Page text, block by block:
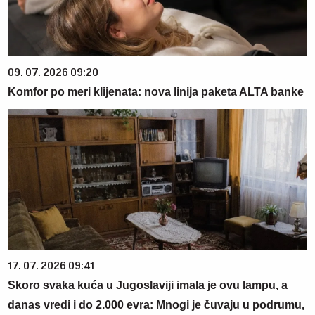
09. 07. 2026 09:20
Komfor po meri klijenata: nova linija paketa ALTA banke
17. 07. 2026 09:41
Skoro svaka kuća u Jugoslaviji imala je ovu lampu, a
danas vredi i do 2.000 evra: Mnogi je čuvaju u podrumu,